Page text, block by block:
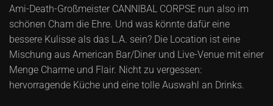
Ami-Death-Großmeister CANNIBAL CORPSE nun also im
schönen Cham die Ehre. Und was könnte dafür eine
bessere Kulisse als das L.A. sein? Die Location ist eine
Mischung aus American Bar/Diner und Live-Venue mit einer
Menge Charme und Flair. Nicht zu vergessen:
hervorragende Küche und eine tolle Auswahl an Drinks.